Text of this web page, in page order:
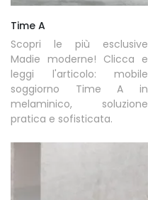
Time A
Scopri le più esclusive
Madie moderne! Clicca e
leggi l'articolo: mobile
soggiorno Time A in
melaminico, soluzione
pratica e sofisticata.